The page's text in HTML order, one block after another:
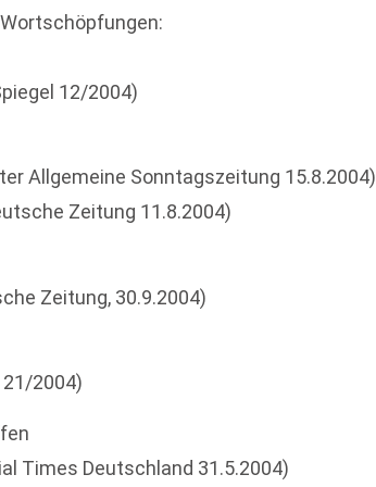
12/2004)
Allgemeine Sonntagszeitung 15.8.2004)
Zeitung 11.8.2004)
Zeitung, 30.9.2004)
2004)
Times Deutschland 31.5.2004)